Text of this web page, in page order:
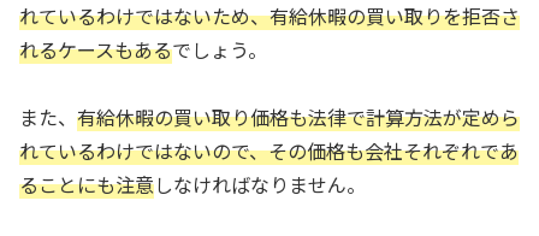
れているわけではないため、有給休暇の買い取りを拒否さ
れるケースもあるでしょう。
また、 有給休暇の買い取り価格も法律で計算方法が定めら
れているわけではないので、その価格も会社それぞれであ
ることにも注意しなければなりません。